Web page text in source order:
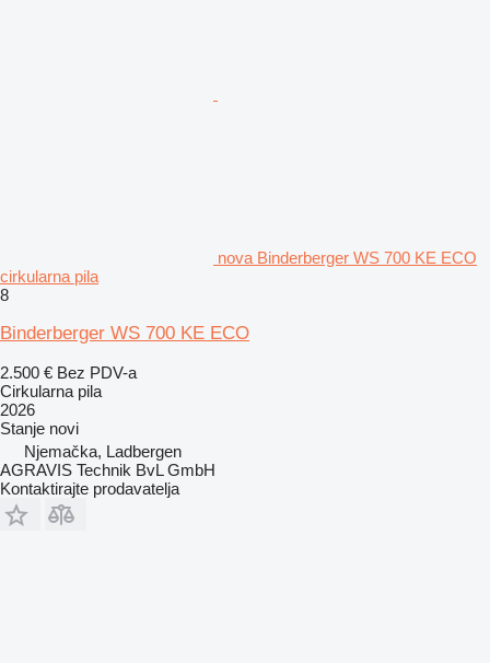
nova Binderberger WS 700 KE ECO
cirkularna pila
8
Binderberger WS 700 KE ECO
2.500 € Bez PDV-a
Cirkularna pila
2026
Stanje novi
Njemačka, Ladbergen
AGRAVIS Technik BvL GmbH
Kontaktirajte prodavatelja